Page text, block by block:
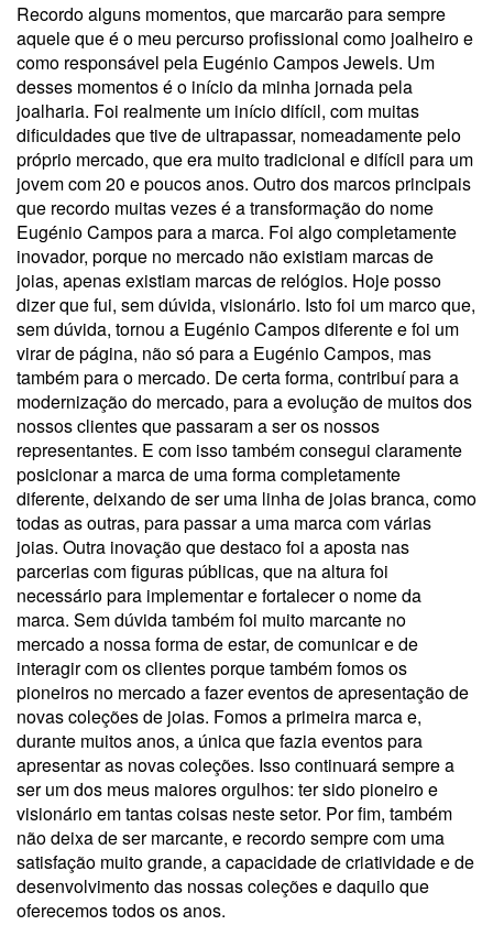
Recordo alguns momentos, que marcarão para sempre
aquele que é o meu percurso profissional como joalheiro e
como responsável pela Eugénio Campos Jewels. Um
desses momentos é o início da minha jornada pela
joalharia. Foi realmente um início difícil, com muitas
dificuldades que tive de ultrapassar, nomeadamente pelo
próprio mercado, que era muito tradicional e difícil para um
jovem com 20 e poucos anos. Outro dos marcos principais
que recordo muitas vezes é a transformação do nome
Eugénio Campos para a marca. Foi algo completamente
inovador, porque no mercado não existiam marcas de
joias, apenas existiam marcas de relógios. Hoje posso
dizer que fui, sem dúvida, visionário. Isto foi um marco que,
sem dúvida, tornou a Eugénio Campos diferente e foi um
virar de página, não só para a Eugénio Campos, mas
também para o mercado. De certa forma, contribuí para a
modernização do mercado, para a evolução de muitos dos
nossos clientes que passaram a ser os nossos
representantes. E com isso também consegui claramente
posicionar a marca de uma forma completamente
diferente, deixando de ser uma linha de joias branca, como
todas as outras, para passar a uma marca com várias
joias. Outra inovação que destaco foi a aposta nas
parcerias com figuras públicas, que na altura foi
necessário para implementar e fortalecer o nome da
marca. Sem dúvida também foi muito marcante no
mercado a nossa forma de estar, de comunicar e de
interagir com os clientes porque também fomos os
pioneiros no mercado a fazer eventos de apresentação de
novas coleções de joias. Fomos a primeira marca e,
durante muitos anos, a única que fazia eventos para
apresentar as novas coleções. Isso continuará sempre a
ser um dos meus maiores orgulhos: ter sido pioneiro e
visionário em tantas coisas neste setor. Por fim, também
não deixa de ser marcante, e recordo sempre com uma
satisfação muito grande, a capacidade de criatividade e de
desenvolvimento das nossas coleções e daquilo que
oferecemos todos os anos.